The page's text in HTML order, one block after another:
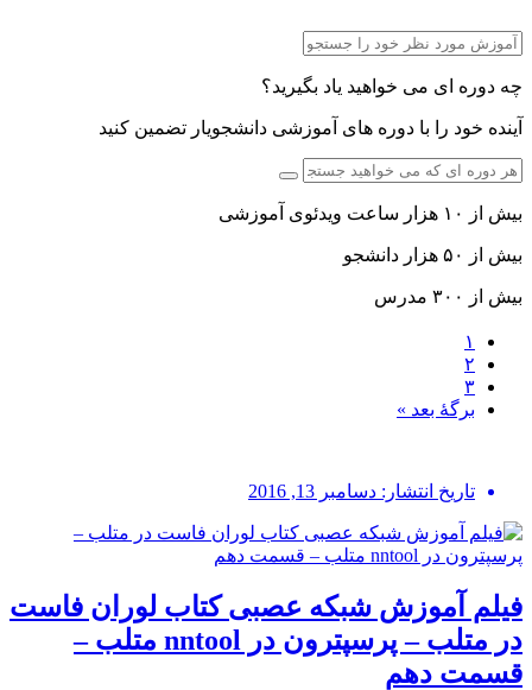
چه دوره ای می خواهید یاد بگیرید؟
آینده خود را با دوره های آموزشی دانشجویار تضمین کنید
بیش از ۱۰ هزار ساعت ویدئوی آموزشی
بیش از ۵۰ هزار دانشجو
بیش از ۳۰۰ مدرس
۱
۲
۳
برگهٔ بعد »
تاریخ انتشار: دسامبر 13, 2016
فیلم آموزش شبکه عصبی کتاب لوران فاست
در متلب – پرسپترون در nntool متلب –
قسمت دهم